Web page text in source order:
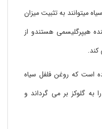
میتوانند به تثبیت میزان
هیپرگلیسمی هستندو از
2013 ثابت کرده است که روغن فلفل سیاه
به گلوکز بر می گرداند و